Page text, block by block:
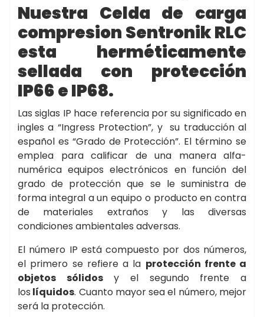
Nuestra Celda de carga
compresion Sentronik RLC
esta herméticamente
sellada con protección
IP66 e IP68.
Las siglas IP hace referencia por su significado en
ingles a “Ingress Protection”, y su traducción al
español es “Grado de Protección”. El término se
emplea para calificar de una manera alfa-
numérica equipos electrónicos en función del
grado de protección que se le suministra de
forma integral a un equipo o producto en contra
de materiales extraños y las diversas
condiciones ambientales adversas.
El número IP está compuesto por dos números,
el primero se refiere a la protección frente a
objetos sólidosy el segundo frente a
los líquidos. Cuanto mayor sea el número, mejor
será la protección.